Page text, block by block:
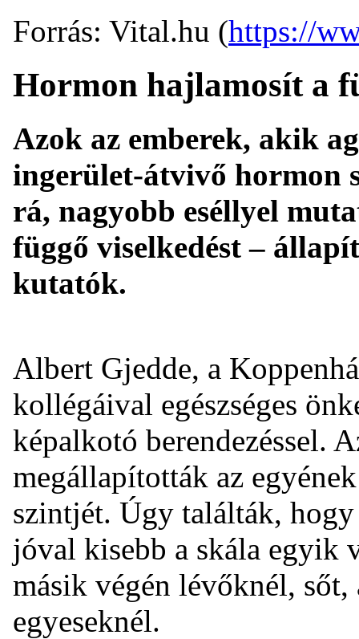
Forrás: Vital.hu (https://
Hormon hajlamosít a
Azok az emberek, akik
ingerület-átvivő hormon
rá, nagyobb eséllyel
függő viselkedést –
kutatók.
Albert Gjedde, a
kollégáival egészséges
képalkotó berendezéssel.
megállapították az
szintjét. Úgy találták,
jóval kisebb a skála egyik
másik végén lévőknél, sőt,
egyeseknél.